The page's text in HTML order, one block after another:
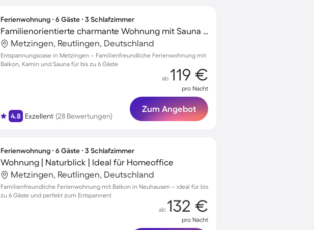
Ferienwohnung ∙ 6 Gäste ∙ 3 Schlafzimmer
Familienorientierte charmante Wohnung mit Sauna | Stadtblick
Metzingen, Reutlingen, Deutschland
Entspannungsoase in Metzingen – Familienfreundliche Ferienwohnung mit
Balkon, Kamin und Sauna für bis zu 6 Gäste
4.8 Exzellent (28 Bewertungen)
ab 119 €
pro Nacht
Zum Angebot
Ferienwohnung ∙ 6 Gäste ∙ 3 Schlafzimmer
Wohnung | Naturblick | Ideal für Homeoffice
Metzingen, Reutlingen, Deutschland
Familienfreundliche Ferienwohnung mit Balkon in Neuhausen – ideal für bis
zu 6 Gäste und perfekt zum Entspannen!
ab 132 €
pro Nacht